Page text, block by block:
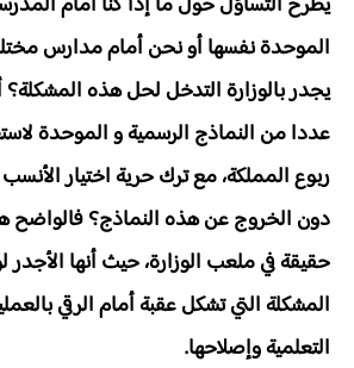
الموحدة نفسها أو نحن أمام مدارس
يجدر بالوزارة التدخل لحل هذه
عددا من النماذج الرسمية و الموحدة
ربوع المملكة، مع ترك حرية اختيار
دون الخروج عن هذه النماذج؟ فالواضح
حقيقة في ملعب الوزارة، حيث أنها
المشكلة التي تشكل عقبة أمام الرقي
التعلمية وإصلاحها.